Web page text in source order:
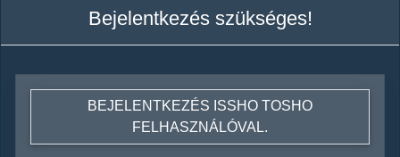
Bejelentkezés szükséges!
BEJELENTKEZÉS ISSHO TOSHO
FELHASZNÁLÓVAL.